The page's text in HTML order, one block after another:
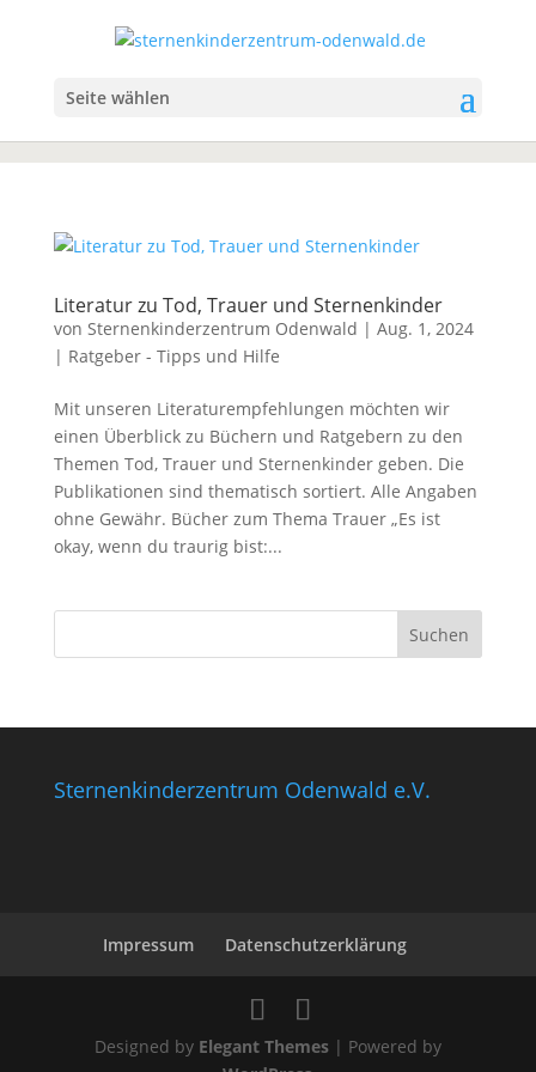
Seite wählen
Literatur zu Tod, Trauer und Sternenkinder
von Sternenkinderzentrum Odenwald | Aug. 1, 2024
| Ratgeber - Tipps und Hilfe
Mit unseren Literaturempfehlungen möchten wir
einen Überblick zu Büchern und Ratgebern zu den
Themen Tod, Trauer und Sternenkinder geben. Die
Publikationen sind thematisch sortiert. Alle Angaben
ohne Gewähr. Bücher zum Thema Trauer „Es ist
okay, wenn du traurig bist:...
Sternenkinderzentrum Odenwald e.V.
Impressum Datenschutzerklärung
Designed by Elegant Themes| Powered by